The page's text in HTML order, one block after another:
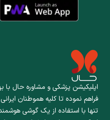
اپلیکیشن پزشکی و مشاوره حال با
فراهم نموده تا کلیه هموطنان
تنها با استفاده از یک گوشی